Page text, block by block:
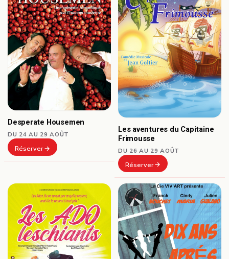
Desperate Housemen
DU 24 AU 29 AOÛT
Réserver
Les aventures du Capitaine
Frimousse
DU 26 AU 29 AOÛT
Réserver